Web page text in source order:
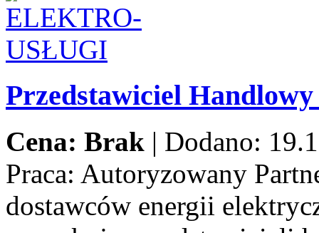
Przedstawiciel Handlowy
Cena: Brak | Dodano:
Praca: Autoryzowany
dostawców energii